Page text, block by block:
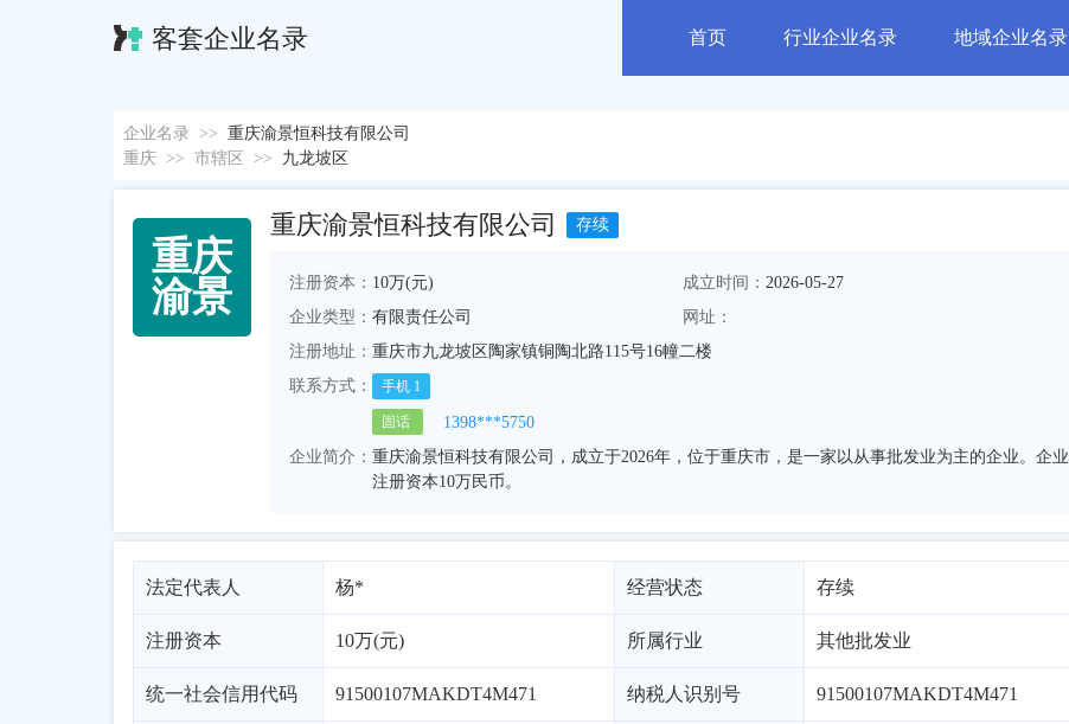
客套企业名录 首页 行业企业名录 地域企业名录
企业名录 >> 重庆渝景恒科技有限公司
重庆 >> 市辖区 >> 九龙坡区
重庆
渝景
重庆渝景恒科技有限公司 存续
注册资本： 10万(元) 成立时间： 2026-05-27
企业类型： 有限责任公司
网址：
注册地址： 重庆市九龙坡区陶家镇铜陶北路115号16幢二楼
联系方式：
手机 1
固话
1398***5750
企业简介： 重庆渝景恒科技有限公司，成立于2026年，位于重庆市，是一家以从事批发业为主的企业。企业
注册资本10万民币。
法定代表人 杨* 经营状态 存续
注册资本 10万(元) 所属行业 其他批发业
统一社会信用代码 91500107MAKDT4M471 纳税人识别号 91500107MAKDT4M471